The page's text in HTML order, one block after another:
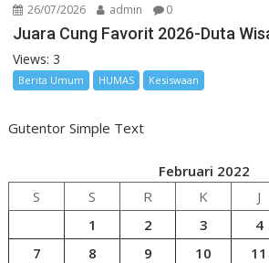
26/07/2026 admin 0
Juara Cung Favorit 2026-Duta
Views: 3
Berita Umum HUMAS Kesiswaan
Gutentor Simple Text
Februari 2022
S
S R K J
1
2 3 4
7
8 9 10 11